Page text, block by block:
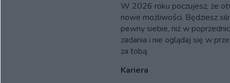
W 2026 roku poczujesz, że
nowe możliwości. Będziesz
pewny siebie, niż w
zadania i nie oglądaj się w
za tobą.
Kariera